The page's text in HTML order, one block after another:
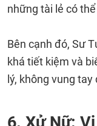
những tài lẻ có thể
Bên cạnh đó, Sư
khá tiết kiệm và
lý, không vung